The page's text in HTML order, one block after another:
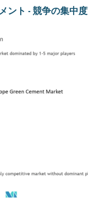
ント - 競争の集中度